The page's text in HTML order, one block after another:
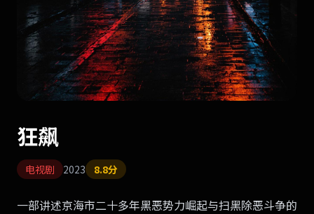
狂飙
电视剧 2023 8.8分
一部讲述京海市二十多年黑恶势力崛起与扫黑除恶斗争的